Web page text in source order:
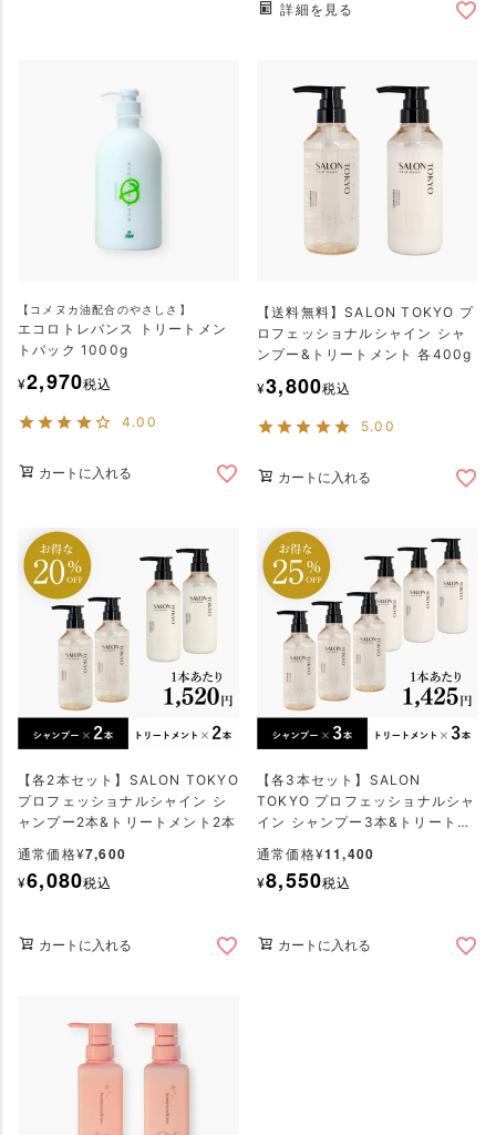
詳細を見る
【コメヌカ油配合のやさしさ】
エコロトレバンス トリートメン
トパック 1000g
¥2,970税込
4.00
カートに入れる
【送料無料】SALON TOKYO プ
ロフェッショナルシャイン シャ
ンプー&トリートメント 各400g
¥3,800税込
5.00
カートに入れる
【各2本セット】SALON TOKYO
プロフェッショナルシャイン シ
ャンプー2本&トリートメント2本
通常価格¥7,600
¥6,080税込
カートに入れる
【各3本セット】SALON
TOKYO プロフェッショナルシャ
イン シャンプー3本&トリートメ
通常価格¥11,400
¥8,550税込
カートに入れる